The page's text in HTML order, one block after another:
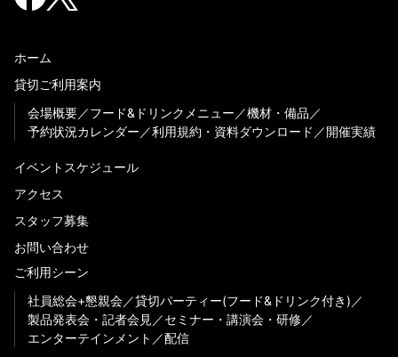
ホーム
貸切ご利用案内
会場概要
フード&ドリンクメニュー
機材・備品
予約状況カレンダー
利用規約・資料ダウンロード 開催実績
イベントスケジュール
アクセス
スタッフ募集
お問い合わせ
ご利用シーン
社員総会+懇親会
貸切パーティー(フード&ドリンク付き)
製品発表会・記者会見
セミナー・講演会・研修
エンターテインメント
配信